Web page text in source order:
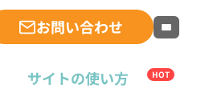
お問い合わせ
サイトの使い方 HOT